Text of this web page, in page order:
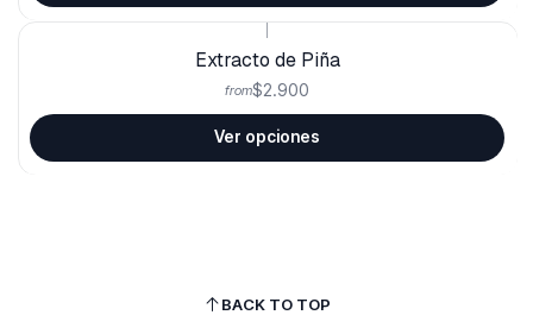
Extracto de Piña
from$2.900
Ver opciones
BACK TO TOP